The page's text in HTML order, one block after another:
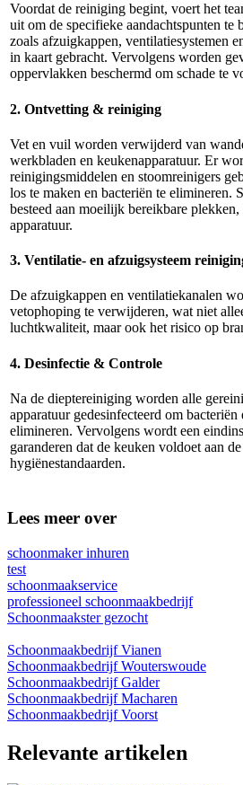
Voordat de reiniging begint, voert het
uit om de specifieke aandachtspunten te
zoals afzuigkappen, ventilatiesystemen
in kaart gebracht. Vervolgens worden
oppervlakken beschermd om schade te
2. Ontvetting & reiniging
Vet en vuil worden verwijderd van
werkbladen en keukenapparatuur. Er
reinigingsmiddelen en stoomreinigers
los te maken en bacteriën te elimineren.
besteed aan moeilijk bereikbare
apparatuur.
3. Ventilatie- en afzuigsysteem
De afzuigkappen en ventilatiekanalen
vetophoping te verwijderen, wat niet
luchtkwaliteit, maar ook het risico op
4. Desinfectie & Controle
Na de dieptereiniging worden alle
apparatuur gedesinfecteerd om
elimineren. Vervolgens wordt een
garanderen dat de keuken voldoet aan
hygiënestandaarden.
Lees meer over
schoonmaker inhuren
test
schoonmaakservice
professioneel schoonmaakbedrijf
Schoonmaakster gezocht
Schoonmaakbedrijf Vianen
Schoonmaakbedrijf Wouterswoude
Schoonmaakbedrijf Galder
Schoonmaakbedrijf Macharen
Schoonmaakbedrijf Voorst
Relevante artikelen